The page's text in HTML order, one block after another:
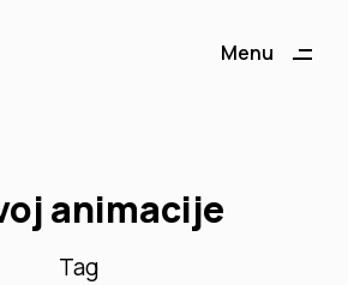
Menu
animacije
Tag